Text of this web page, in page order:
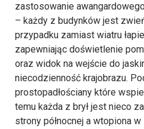
zastosowanie
– każdy z budynków jest
przypadku zamiast wiatru
zapewniając doświetlenie
oraz widok na wejście do
niecodzienność krajobrazu.
prostopadłościany które
temu każda z brył jest nieco
strony północnej a wtopiona